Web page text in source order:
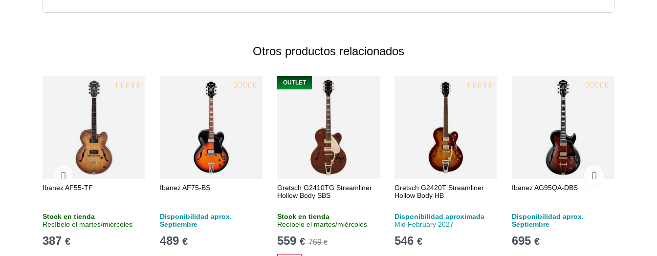
Otros productos relacionados
Ibanez AF55-TF
Stock en tienda
Recíbelo el martes/miércoles
387 €
Ibanez AF75-BS
Disponibilidad aprox.
Septiembre
489 €
OUTLET
Gretsch G2410TG Streamliner
Hollow Body SBS
Stock en tienda
Recíbelo el martes/miércoles
559 € 769€
Gretsch G2420T Streamliner
Hollow Body HB
Disponibilidad aproximada
Mid February 2027
546 €
Ibanez AG95QA-DBS
Disponibilidad aprox.
Septiembre
695 €